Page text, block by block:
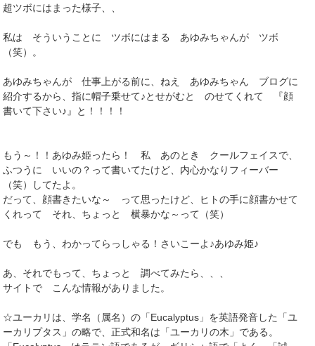
超ツボにはまった様子、、
私は そういうことに ツボにはまる あゆみちゃんが ツボ
（笑）。
あゆみちゃんが 仕事上がる前に、ねえ あゆみちゃん ブログに
紹介するから、指に帽子乗せて♪とせがむと のせてくれて 『顔
書いて下さい♪』と！！！！
もう～！！あゆみ姫ったら！ 私 あのとき クールフェイスで、
ふつうに いいの？って書いてたけど、内心かなりフィーバー
（笑）してたよ。
だって、顔書きたいな～ って思ったけど、ヒトの手に顔書かせて
くれって それ、ちょっと 横暴かな～って（笑）
でも もう、わかってらっしゃる！さいこーよ♪あゆみ姫♪
あ、それでもって、ちょっと 調べてみたら、、、
サイトで こんな情報がありました。
☆ユーカリは、学名（属名）の「Eucalyptus」を英語発音した「ユ
ーカリプタス」の略で、正式和名は「ユーカリの木」である。